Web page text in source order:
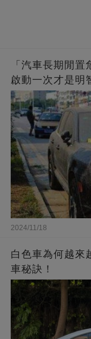
「汽車長期閒
啟動一次才是明
2024/11/18
白色車為何越來
車秘訣！